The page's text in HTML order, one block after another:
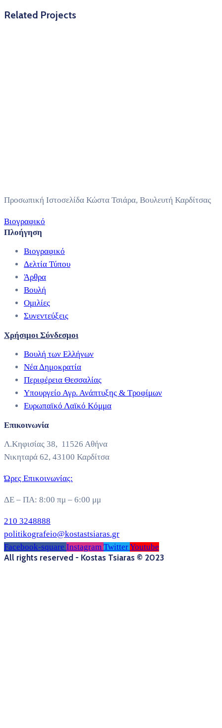
Related Projects
Προσωπική Ιστοσελίδα Κώστα Τσιάρα, Βουλευτή Καρδίτσας
Βιογραφικό
Πλοήγηση
Βιογραφικό
Δελτία Τύπου
Άρθρα
Βουλή
Ομιλίες
Συνεντεύξεις
Χρήσιμοι Σύνδεσμοι
Βουλή των Ελλήνων
Νέα Δημοκρατία
Περιφέρεια Θεσσαλίας
Υπουργείο Αγρ. Ανάπτυξης & Τροφίμων
Ευρωπαϊκό Λαϊκό Κόμμα
Επικοινωνία
Λ.Κηφισίας 38, 11526 Αθήνα
Νικηταρά 62, 43100 Καρδίτσα
Ώρες Επικοινωνίας:
ΔΕ – ΠΑ: 8:00 πμ – 6:00 μμ
210 3248888
politikografeio@kostastsiaras.gr
Facebook-square Instagram TwitterYoutube
All rights reserved - Kostas Tsiaras © 2023